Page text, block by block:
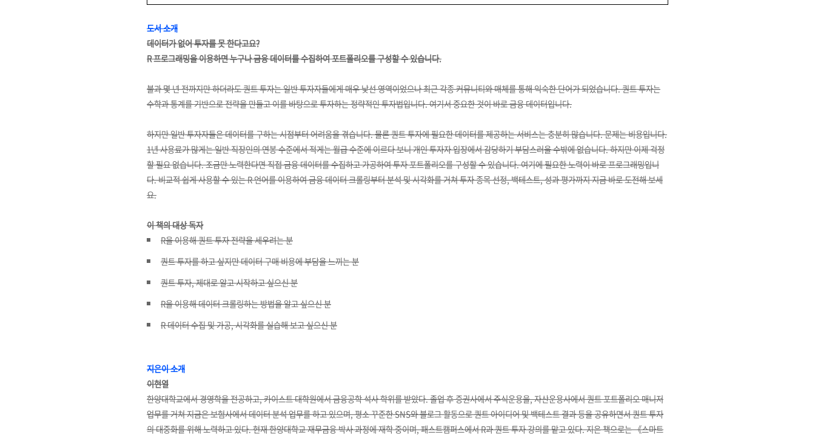
도서 소개
데이터가 없어 투자를 못 한다고요?
R 프로그래밍을 이용하면 누구나 금융 데이터를 수집하여 포트폴리오를 구성할 수 있습니다.
불과 몇 년 전까지만 하더라도 퀀트 투자는 일반 투자자들에게 매우 낯선 영역이었으나 최근 각종 커뮤니티와 매체를 통해 익숙한 단어가 되었습니다. 퀀트 투자는
수학과 통계를 기반으로 전략을 만들고 이를 바탕으로 투자하는 정략적인 투자법입니다. 여기서 중요한 것이 바로 금융 데이터입니다.
하지만 일반 투자자들은 데이터를 구하는 시점부터 어려움을 겪습니다. 물론 퀀트 투자에 필요한 데이터를 제공하는 서비스는 충분히 많습니다. 문제는 비용입니다.
1년 사용료가 많게는 일반 직장인의 연봉 수준에서 적게는 월급 수준에 이르다 보니 개인 투자자 입장에서 감당하기 부담스러울 수밖에 없습니다. 하지만 이제 걱정
할 필요 없습니다. 조금만 노력한다면 직접 금융 데이터를 수집하고 가공하여 투자 포트폴리오를 구성할 수 있습니다. 여기에 필요한 노력이 바로 프로그래밍입니
다. 비교적 쉽게 사용할 수 있는 R 언어를 이용하여 금융 데이터 크롤링부터 분석 및 시각화를 거쳐 투자 종목 선정, 백테스트, 성과 평가까지 지금 바로 도전해 보세
요.
이 책의 대상 독자
R을 이용해 퀀트 투자 전략을 세우려는 분
퀀트 투자를 하고 싶지만 데이터 구매 비용에 부담을 느끼는 분
퀀트 투자, 제대로 알고 시작하고 싶으신 분
R을 이용해 데이터 크롤링하는 방법을 알고 싶으신 분
R 데이터 수집 및 가공, 시각화를 실습해 보고 싶으신 분
지은이 소개
이현열
한양대학교에서 경영학을 전공하고, 카이스트 대학원에서 금융공학 석사 학위를 받았다. 졸업 후 증권사에서 주식운용을, 자산운용사에서 퀀트 포트폴리오 매니저
업무를 거쳐 지금은 보험사에서 데이터 분석 업무를 하고 있으며, 평소 꾸준한 SNS와 블로그 활동으로 퀀트 아이디어 및 백테스트 결과 등을 공유하면서 퀀트 투자
의 대중화를 위해 노력하고 있다. 현재 한양대학교 재무금융 박사 과정에 재학 중이며, 패스트캠퍼스에서 R과 퀀트 투자 강의를 맡고 있다. 지은 책으로는 《스마트